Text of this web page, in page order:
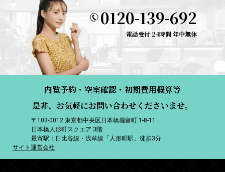
0120-139-692
電話受付 24時間 年中無休
内覧予約・空室確認・初期費用概算等
是非、お気軽にお問い合わせくださいませ。
〒103-0012 東京都中央区日本橋堀留町 1-8-11
日本橋人形町スクエア 3階
最寄駅：日比谷線・浅草線「人形町駅」徒歩3分
サイト運営会社